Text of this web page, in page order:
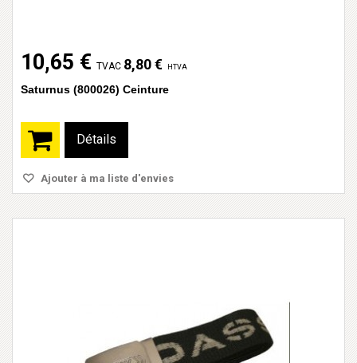
10,65 € TVAC 8,80 € HTVA
Saturnus (800026) Ceinture
Détails
Ajouter à ma liste d'envies